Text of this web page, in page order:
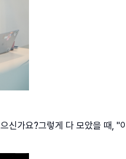
신가요?그렇게 다 모았을 때,